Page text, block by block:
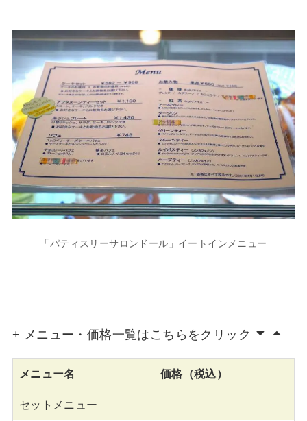
「パティスリーサロンドール」イートインメニュー
+ メニュー・価格一覧はこちらをクリック
メニュー名 価格（税込）
セットメニュー